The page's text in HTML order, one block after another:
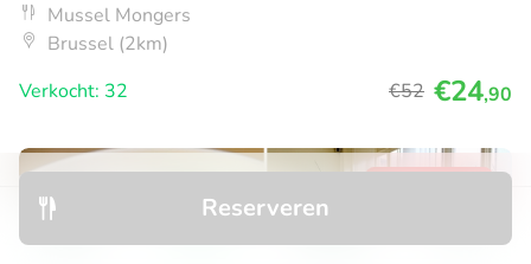
Reserveren
Mussel Mongers
Brussel (2km)
Verkocht: 32
€52 €24,90